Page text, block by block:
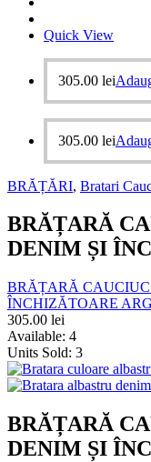
Quick View
305.00 lei
305.00 lei
BRĂȚĂRI, Bratari
BRĂȚARĂ
DENIM ȘI
BRĂȚARĂ
ÎNCHIZĂTOARE
305.00 lei
Available: 4
Units Sold: 3
BRĂȚARĂ
DENIM ȘI